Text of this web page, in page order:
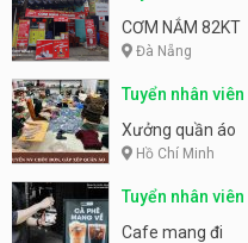
CƠM NẮM 82KT
Đà Nẵng
Tuyển nhân
Xưởng quần áo
Hồ Chí Minh
Tuyển nhân
Cafe mang đi